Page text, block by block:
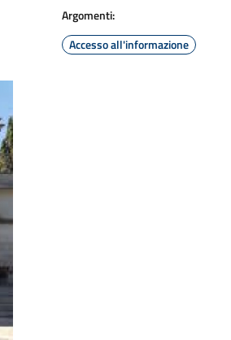
Argomenti:
Accesso all'informazione